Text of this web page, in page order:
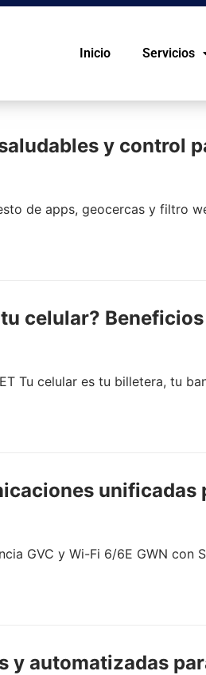
Inicio Servicios
y control
de apps, geocercas y filtro
celular?
Tu celular es tu billetera, tu
GVC y Wi-Fi 6/6E GWN
y automatizadas